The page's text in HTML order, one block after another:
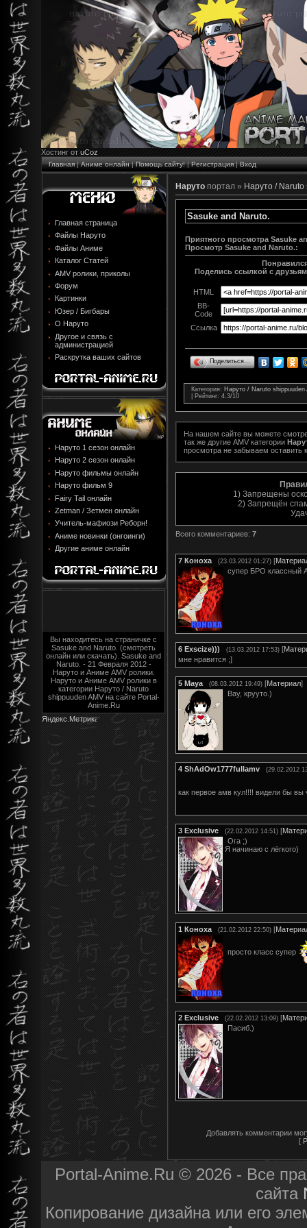
Хостинг от uCoz
Главная|Аниме онлайн|Помощь сайту!|Регистрация|Вход
Главная страница
Файлы Наруто
Файлы Аниме
Каталог Статей
AMV ролики, приколы
Форум
Картинки
Юзер / Бигбары
О Наруто
Другое и связь с
администрацией
Раскрутка ваших сайтов
Наруто 1 сезон онлайн
Наруто 2 сезон онлайн
Наруто фильмы онлайн
Наруто фильм 9
Fairy Tail онлайн
Zetman / Зетмен онлайн
Учитель-мафиози Реборн!
Аниме новинки (онгоинги)
Другие аниме онлайн
Вы находитесь на страничке с
Sasuke and Naruto. (смотреть
онлайн или скачать). Sasuke and
Naruto. - 21 Февраля 2012 -
Наруто и Аниме AMV ролики.
Наруто и Аниме AMV ролики в
категории Наруто / Naruto
shippuuden AMV на сайте Portal-
Anime.Ru
Наруто портал » Наруто /
Sasuke and Naruto.
Приятного просмотра Sasuke
Просмотр Sasuke and Naruto.:
Поделись ссылкой с
HTML
BB-
Code
Ссылка
Поделиться…
Категория: Наруто / Naruto shippuuden
Рейтинг: 4.3/10
На нашем сайте вы можете
так же другие AMV категории
просмотра не забываем оставить
1) Запрещены
2) Запрещён
Всего комментариев: 7
7 Коноха (23.03.2012 01:27) [
супер БРО классный
6 Exscize))) (13.03.2012 17:53) [
мне нравится ;]
5 Maya (08.03.2012 19:49) [Материал]
Вау, крууто.)
4 ShAdOw1777fullamv (29.02.2012
как первое амв кул!!!! видели бы
3 Exclusive (22.02.2012 14:51) [
Ога ;)
Я начинаю с лёгкого)
1 Коноха (21.02.2012 22:50) [
просто класс супер
2 Exclusive (22.02.2012 13:09) [
Пасиб.)
Добавлять комментарии
[
Portal-Anime.Ru © 2026 - Все
сайта
Копирование дизайна или его